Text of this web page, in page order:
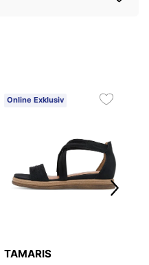
Online Exklusiv
TAMARIS